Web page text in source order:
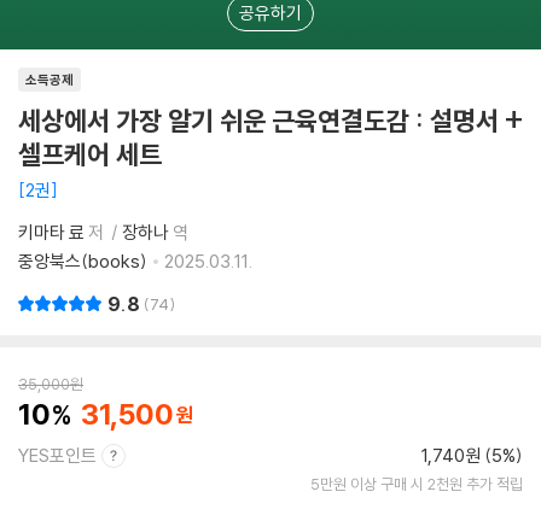
공유하기
소득공제
세상에서 가장 알기 쉬운 근육연결도감 : 설명서 +
셀프케어 세트
2권
키마타 료 저 장하나 역
중앙북스(books)
2025.03.11.
9.8 74
35,000원
10 31,500
YES포인트 1,740원 (5%)
5만원 이상 구매 시 2천원 추가 적립